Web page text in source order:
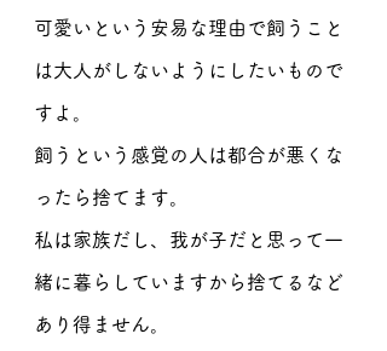
可愛いという安易な理由で飼うこと
は大人がしないようにしたいもので
すよ。
飼うという感覚の人は都合が悪くな
ったら捨てます。
私は家族だし、我が子だと思って一
緒に暮らしていますから捨てるなど
あり得ません。